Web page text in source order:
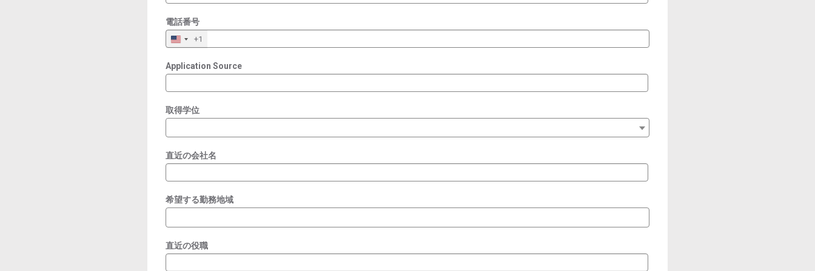
電話番号
+1
Application Source
取得学位
直近の会社名
希望する勤務地域
直近の役職